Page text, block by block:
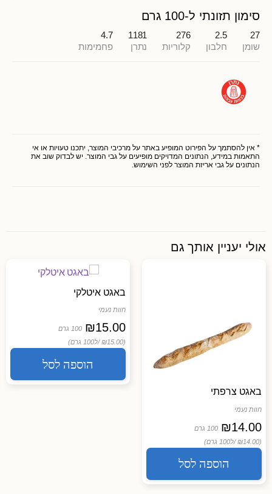
סימון תזונתי ל-100 גרם
27
שומן
2.5
חלבון
276
קלוריות
1181
נתרן
4.7
פחמימות
* אין להסתמך על הפירוט המופיע באתר על מרכיבי המוצר, יתכנו טעויות או אי
התאמות במידע, הנתונים המדויקים מופיעים על גבי המוצר. יש לבדוק שוב את
הנתונים על גבי אריזת המוצר לפני השימוש.
אולי יעניין אותך גם
באגט צרפתי
חוות נעמי
₪14.00
100 גרם
(₪14.00 /
ל100 גרם)
הוספה לסל
באגט איטלקי
חוות נעמי
₪15.00
100 גרם
(₪15.00 /
ל100 גרם)
הוספה לסל